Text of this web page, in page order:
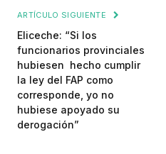
ARTÍCULO SIGUIENTE
Eliceche: “Si los
funcionarios provinciales
hubiesen hecho cumplir
la ley del FAP como
corresponde, yo no
hubiese apoyado su
derogación”